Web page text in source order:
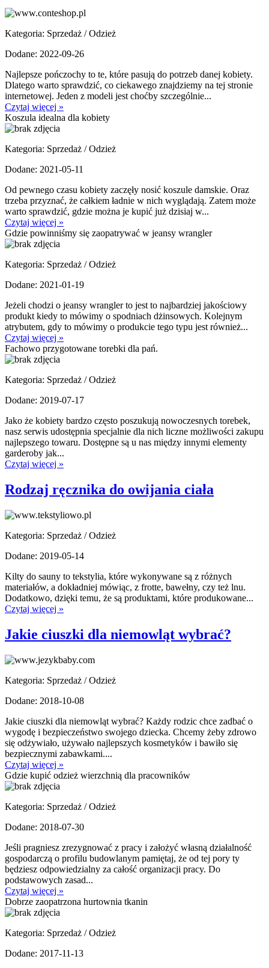
Kategoria: Sprzedaż / Odzież
Dodane: 2022-09-26
Najlepsze pończochy to te, które pasują do potrzeb danej kobiety.
Dlatego warto sprawdzić, co ciekawego znajdziemy na tej stronie
internetowej. Jeden z modeli jest choćby szczególnie...
Czytaj więcej »
Koszula idealna dla kobiety
Kategoria: Sprzedaż / Odzież
Dodane: 2021-05-11
Od pewnego czasu kobiety zaczęły nosić koszule damskie. Oraz
trzeba przyznać, że całkiem ładnie w nich wyglądają. Zatem może
warto sprawdzić, gdzie można je kupić już dzisiaj w...
Czytaj więcej »
Gdzie powinniśmy się zaopatrywać w jeansy wrangler
Kategoria: Sprzedaż / Odzież
Dodane: 2021-01-19
Jeżeli chodzi o jeansy wrangler to jest to najbardziej jakościowy
produkt kiedy to mówimy o spodniach dżinsowych. Kolejnym
atrybutem, gdy to mówimy o produkcie tego typu jest również...
Czytaj więcej »
Fachowo przygotowane torebki dla pań.
Kategoria: Sprzedaż / Odzież
Dodane: 2019-07-17
Jako że kobiety bardzo często poszukują nowoczesnych torebek,
nasz serwis udostępnia specjalnie dla nich liczne możliwości zakupu
najlepszego towaru. Dostępne są u nas między innymi elementy
garderoby jak...
Czytaj więcej »
Rodzaj ręcznika do owijania ciała
Kategoria: Sprzedaż / Odzież
Dodane: 2019-05-14
Kilty do sauny to tekstylia, które wykonywane są z różnych
materiałów, a dokładniej mówiąc, z frotte, bawełny, czy też lnu.
Dodatkowo, dzięki temu, że są produktami, które produkowane...
Czytaj więcej »
Jakie ciuszki dla niemowląt wybrać?
Kategoria: Sprzedaż / Odzież
Dodane: 2018-10-08
Jakie ciuszki dla niemowląt wybrać? Każdy rodzic chce zadbać o
wygodę i bezpieczeństwo swojego dziecka. Chcemy żeby zdrowo
się odżywiało, używało najlepszych kosmetyków i bawiło się
bezpiecznymi zabawkami....
Czytaj więcej »
Gdzie kupić odzież wierzchnią dla pracowników
Kategoria: Sprzedaż / Odzież
Dodane: 2018-07-30
Jeśli pragniesz zrezygnować z pracy i założyć własną działalność
gospodarczą o profilu budowlanym pamiętaj, że od tej pory ty
będziesz odpowiedzialny za całość organizacji pracy. Do
podstawowych zasad...
Czytaj więcej »
Dobrze zaopatrzona hurtownia tkanin
Kategoria: Sprzedaż / Odzież
Dodane: 2017-11-13